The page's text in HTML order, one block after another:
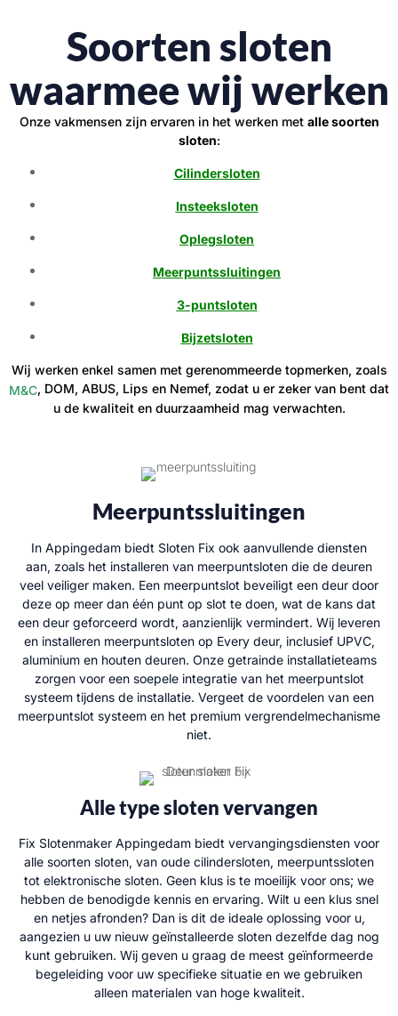
Soorten sloten
waarmee wij werken
Onze vakmensen zijn ervaren in het werken met alle soorten
sloten:
Cilindersloten
Insteeksloten
Oplegsloten
Meerpuntssluitingen
3-puntsloten
Bijzetsloten
Wij werken enkel samen met gerenommeerde topmerken, zoals
M&C, DOM, ABUS, Lips en Nemef, zodat u er zeker van bent dat
u de kwaliteit en duurzaamheid mag verwachten.
Meerpuntssluitingen
In Appingedam biedt Sloten Fix ook aanvullende diensten
aan, zoals het installeren van meerpuntsloten die de deuren
veel veiliger maken. Een meerpuntslot beveiligt een deur door
deze op meer dan één punt op slot te doen, wat de kans dat
een deur geforceerd wordt, aanzienlijk vermindert. Wij leveren
en installeren meerpuntsloten op Every deur, inclusief UPVC,
aluminium en houten deuren. Onze getrainde installatieteams
zorgen voor een soepele integratie van het meerpuntslot
systeem tijdens de installatie. Vergeet de voordelen van een
meerpuntslot systeem en het premium vergrendelmechanisme
niet.
Alle type sloten vervangen
Fix Slotenmaker Appingedam biedt vervangingsdiensten voor
alle soorten sloten, van oude cilindersloten, meerpuntssloten
tot elektronische sloten. Geen klus is te moeilijk voor ons; we
hebben de benodigde kennis en ervaring. Wilt u een klus snel
en netjes afronden? Dan is dit de ideale oplossing voor u,
aangezien u uw nieuw geïnstalleerde sloten dezelfde dag nog
kunt gebruiken. Wij geven u graag de meest geïnformeerde
begeleiding voor uw specifieke situatie en we gebruiken
alleen materialen van hoge kwaliteit.